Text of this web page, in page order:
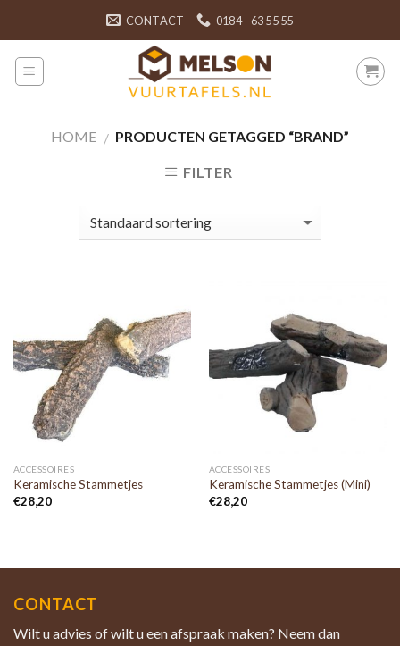
content
CONTACT 0184 - 63 55 55
HOME / PRODUCTEN GETAGGED “BRAND”
FILTER
ACCESSOIRES
Keramische Stammetjes
€28,20
ACCESSOIRES
Keramische Stammetjes (Mini)
€28,20
CONTACT
Wilt u advies of wilt u een afspraak maken? Neem dan